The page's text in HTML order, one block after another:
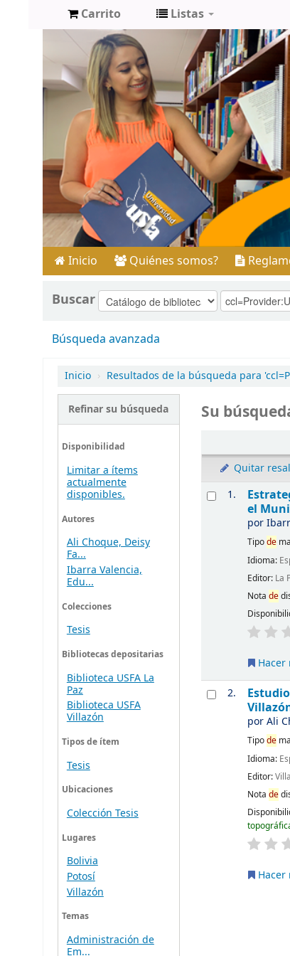
Carrito Listas
Inicio Quiénes somos?
Buscar
Búsqueda avanzada
Inicio › Resultados de la búsqueda para
Refinar su búsqueda
Disponibilidad
Limitar a ítems
actualmente
disponibles.
Autores
Ali Choque, Deisy
Fa...
Ibarra Valencia,
Edu...
Colecciones
Tesis
Bibliotecas depositarias
Biblioteca USFA La
Paz
Biblioteca USFA
Villazón
Tipos de ítem
Tesis
Ubicaciones
Colección Tesis
Lugares
Bolivia
Potosí
Villazón
Temas
Administración de
Em...
Su
Quitar
1.
el
por
Tipode
Idioma:
Editor: La
Notade
Hacer
2.
porAli
Tipode
Idioma:
Editor:
Notade
Hacer